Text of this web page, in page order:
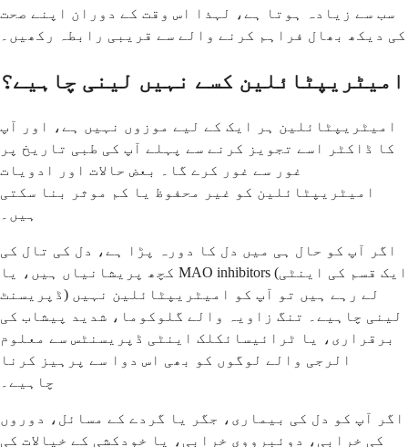
سب سے زیادہ ہوتا ہے، لہذا اس وقت کے دوران اپنے صحت
کی دیکھ بھال فراہم کرنے والے سے قریبی رابطہ رکھیں۔
امیٹریپٹائلین کسے نہیں لینی چاہیے؟
امیٹریپٹائلین ہر ایک کے لیے موزوں نہیں ہے، اور آپ
کا ڈاکٹر اسے تجویز کرنے سے پہلے آپ کی طبی تاریخ پر
غور سے غور کرے گا۔ بعض حالات اور ادویات
امیٹریپٹائلین کو غیر محفوظ یا کم موثر بنا سکتی
ہیں۔
اگر آپ کو حال ہی میں دل کا دورہ پڑا ہے، دل کی تال کی
کچھ پریشانیاں ہیں، یا MAO inhibitors (ایک قسم کی اینٹی
ڈپریسنٹ) لے رہے ہیں تو آپ کو امیٹریپٹائلین نہیں
لینی چاہیے۔ تنگ زاویہ والے گلوکوما، شدید پیشاب کی
برقراری، یا ٹرائیسائکلک اینٹی ڈپریسنٹس سے معلوم
الرجی والے لوگوں کو بھی اس دوا سے پرہیز کرنا
چاہیے۔
اگر آپ کو دل کی بیماری، جگر یا گردے کے مسائل، دوروں
کی خرابی، دوئبرووی خرابی، یا خودکشی کے خیالات کی